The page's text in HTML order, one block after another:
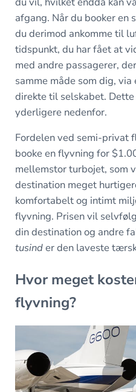
afgang. Når du booker
du derimod ankomme til
tidspunkt, du har fået at
med andre passagerer,
samme måde som dig,
direkte til selskabet.
yderligere nedenfor.
Fordelen ved semi-privat
booke en flyvning for
mellemstor turbojet, som
destination meget
komfortabelt og intimt
flyvning. Prisen vil
din destination og andre
tusinder den laveste
Hvor meget
flyvning?